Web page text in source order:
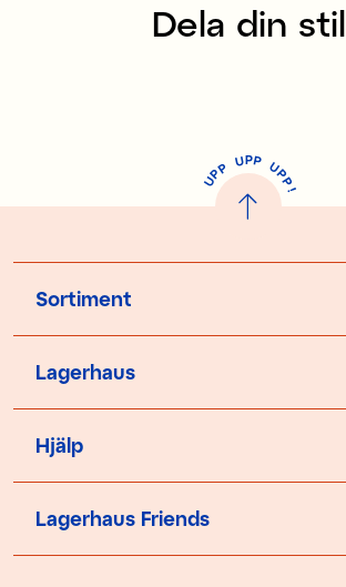
Dela din stil
U
P
P UPP UP
P
!
Sortiment
Lagerhaus
Hjälp
Lagerhaus Friends